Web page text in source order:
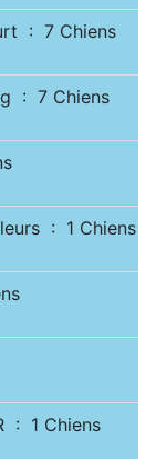
: 7 Chiens
: 7 Chiens
: 1 Chiens
: 1 Chiens